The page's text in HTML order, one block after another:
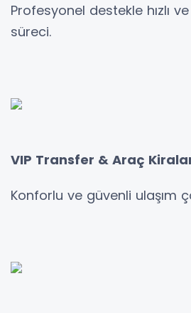
Profesyonel destekle hızlı
süreci.
VIP Transfer & Araç
Konforlu ve güvenli ulaşım